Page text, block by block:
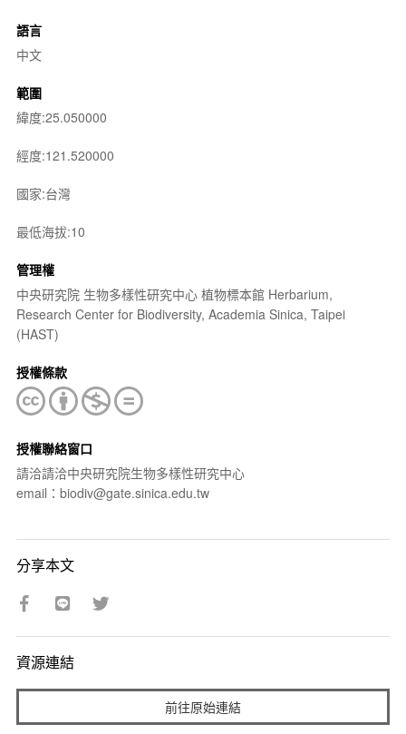
語言
中文
範圍
緯度:25.050000
經度:121.520000
國家:台灣
最低海拔:10
管理權
中央研究院 生物多樣性研究中心 植物標本館 Herbarium,
Research Center for Biodiversity, Academia Sinica, Taipei
(HAST)
授權條款
授權聯絡窗口
請洽請洽中央研究院生物多樣性研究中心
email：biodiv@gate.sinica.edu.tw
分享本文
資源連結
前往原始連結